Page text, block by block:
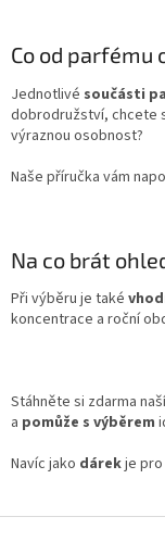
Co od parfému
Jednotlivé součásti
dobrodružství, chcete
výraznou osobnost?
Naše příručka vám
Na co brát
Při výběru je také
koncentrace a roční
Stáhněte si zdarma
a pomůže s výběrem
Navíc jako dárekje